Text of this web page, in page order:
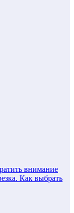
внимание
Как выбрать